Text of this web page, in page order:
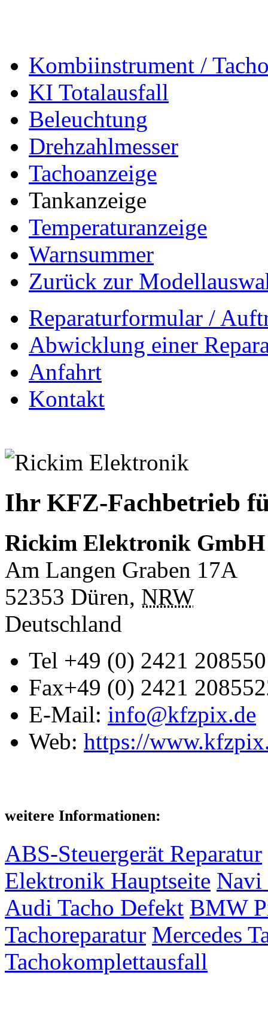
Kombiinstrument /
KI Totalausfall
Beleuchtung
Drehzahlmesser
Tachoanzeige
Tankanzeige
Temperaturanzeige
Warnsummer
Zurück zur
Reparaturformular /
Abwicklung einer
Anfahrt
Kontakt
Ihr KFZ-Fachbetrieb
Rickim Elektronik GmbH
Am Langen Graben 17A
52353 Düren, NRW
Deutschland
Tel +49 (0) 2421 208550
Fax+49 (0) 2421
E-Mail: info@kfzpix.de
Web: https://
weitere Informationen:
ABS-Steuergerät Reparatur
Elektronik Hauptseite Navi
Audi Tacho Defekt BMW
Tachoreparatur Mercedes
Tachokomplettausfall